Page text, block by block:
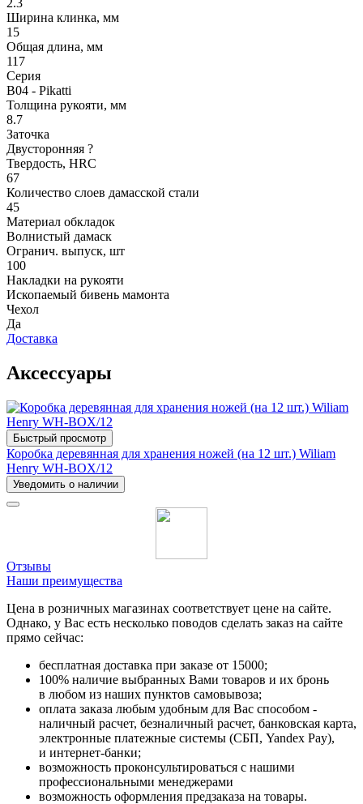
Ширина клинка, мм
15
Общая длина, мм
117
Серия
B04 - Pikatti
Толщина рукояти, мм
8.7
Заточка
Двусторонняя ?
Твердость, HRC
67
Количество слоев дамасской стали
45
Материал обкладок
Волнистый дамаск
Огранич. выпуск, шт
100
Накладки на рукояти
Ископаемый бивень мамонта
Чехол
Да
Доставка
Аксессуары
Быстрый просмотр
Коробка деревянная для хранения ножей (на 12 шт.) Wiliam
Henry WH-BOX/12
Уведомить о наличии
Отзывы
Наши преимущества
Цена в розничных магазинах соответствует цене на сайте.
Однако, у Вас есть несколько поводов сделать заказ на сайте
прямо сейчас:
бесплатная доставка при заказе от 15000;
100% наличие выбранных Вами товаров и их бронь
в любом из наших пунктов самовывоза;
оплата заказа любым удобным для Вас способом -
наличный расчет, безналичный расчет, банковская карта,
электронные платежные системы (СБП, Yandex Pay),
и интернет-банки;
возможность проконсультироваться с нашими
профессиональными менеджерами
возможность оформления предзаказа на товары.